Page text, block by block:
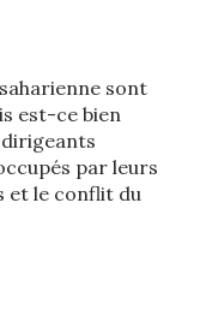
sont
est-ce bien
par leurs
et le conflit du